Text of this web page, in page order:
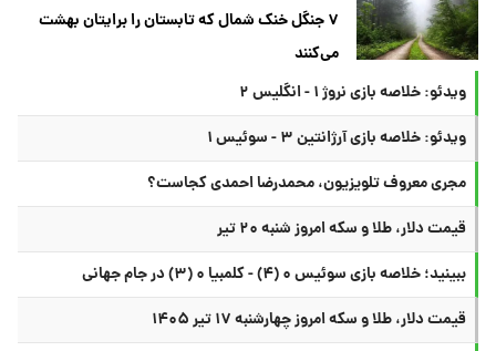
۷ جنگل خنک شمال که تابستان را برایتان بهشت
می‌کنند
ویدئو: خلاصه بازی نروژ ۱ - انگلیس ۲
ویدئو: خلاصه بازی آرژانتین ۳ - سوئیس ۱
مجری معروف تلویزیون، محمدرضا احمدی کجاست؟
قیمت دلار، طلا و سکه امروز شنبه ۲۰ تیر
ببینید؛ خلاصه بازی سوئیس ۰ (۴) - کلمبیا ۰ (۳) در جام جهانی
قیمت دلار، طلا و سکه امروز چهارشنبه ۱۷ تیر ۱۴۰۵